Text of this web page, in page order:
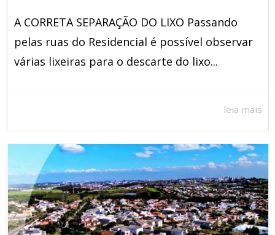
A CORRETA SEPARAÇÃO DO LIXO Passando
pelas ruas do Residencial é possível observar
várias lixeiras para o descarte do lixo...
leia mais